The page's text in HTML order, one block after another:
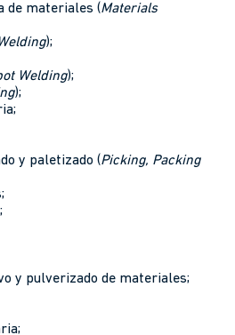
de materiales (Materials
);
Welding);
);
y paletizado (Picking, Packing
y pulverizado de materiales;